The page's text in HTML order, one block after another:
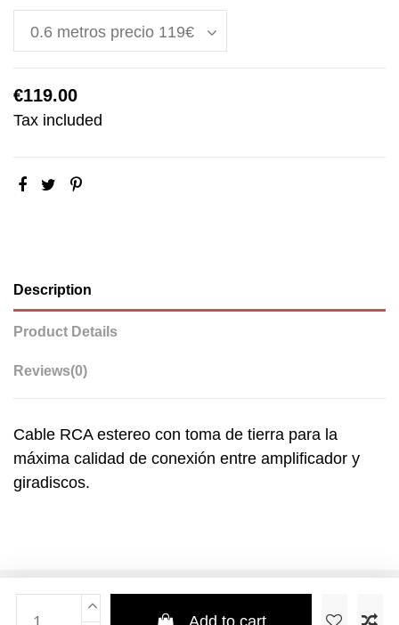
€119.00
Tax included
Description
Product Details
Reviews(0)
Cable RCA estereo con toma de tierra para la
máxima calidad de conexión entre amplificador y
giradiscos.